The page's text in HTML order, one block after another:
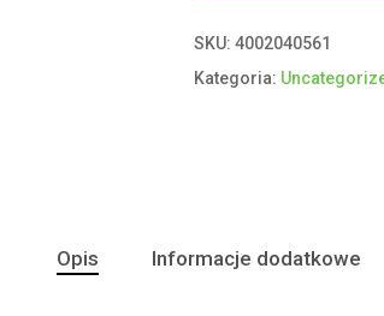
SKU:4002040561
Kategoria:
Opis Informacje dodatkowe